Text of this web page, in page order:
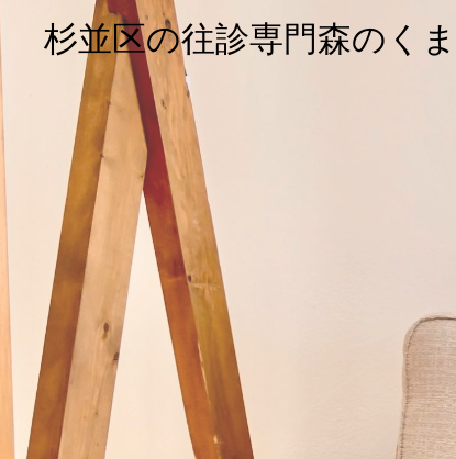
杉並区の往診専門森のく